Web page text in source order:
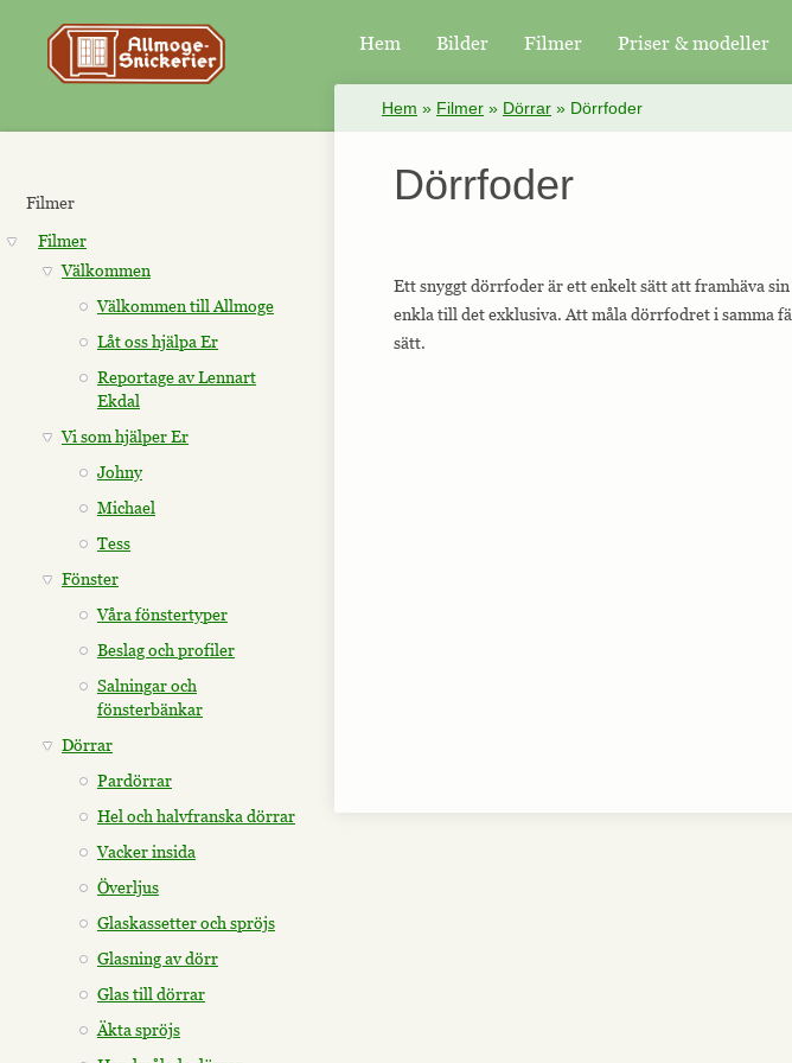
Hem Bilder Filmer Priser & modeller
Filmer
Filmer
Välkommen
Välkommen till Allmoge
Låt oss hjälpa Er
Reportage av Lennart
Ekdal
Vi som hjälper Er
Johny
Michael
Tess
Fönster
Våra fönstertyper
Beslag och profiler
Salningar och
fönsterbänkar
Dörrar
Pardörrar
Hel och halvfranska dörrar
Vacker insida
Överljus
Glaskassetter och spröjs
Glasning av dörr
Glas till dörrar
Äkta spröjs
Hem » Filmer » Dörrar » Dörrfoder
Dörrfoder
Ett snyggt dörrfoder är ett enkelt sätt att framhäva
enkla till det exklusiva. Att måla dörrfodret i samma
sätt.